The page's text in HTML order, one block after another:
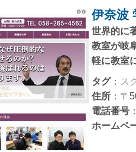
伊奈波
世界的に
教室が岐
軽に教室
タグ： ス
住所 ：〒
電話番号
ホームペ